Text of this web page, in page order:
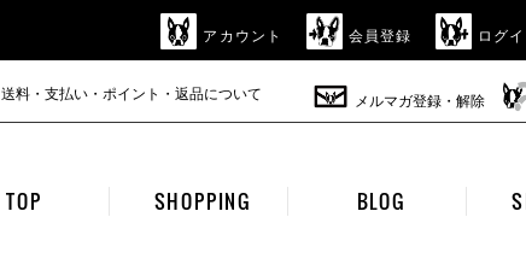
アカウント 会員登録 ログ
送料・支払い・ポイント・返品について メルマガ登録・解除
TOP SHOPPING BLOG